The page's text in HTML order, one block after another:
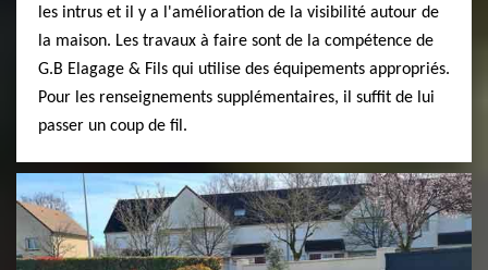
les intrus et il y a l'amélioration de la visibilité autour de
la maison. Les travaux à faire sont de la compétence de
G.B Elagage & Fils qui utilise des équipements appropriés.
Pour les renseignements supplémentaires, il suffit de lui
passer un coup de fil.